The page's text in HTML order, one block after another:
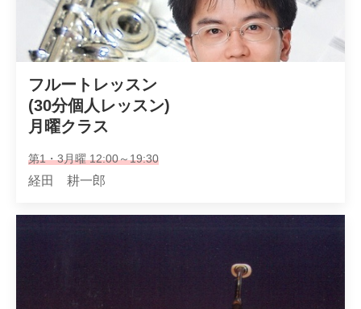
フルートレッスン
(30分個人レッスン)
月曜クラス
第1・3月曜 12:00～19:30
経田 耕一郎